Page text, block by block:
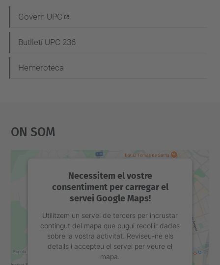
a
v
g
i
Govern UPC
Butlletí UPC 236
Hemeroteca
On Som
Necessitem el vostre
consentiment per carregar el
servei Google Maps!
Utilitzem un servei de tercers per incrustar
contingut del mapa que pugui recollir dades
sobre la vostra activitat. Reviseu-ne els
detalls i accepteu el servei per veure el
mapa.